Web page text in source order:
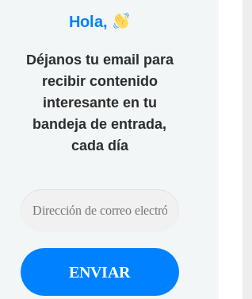
Hola,
Déjanos tu email para
recibir contenido
interesante en tu
bandeja de entrada,
cada día